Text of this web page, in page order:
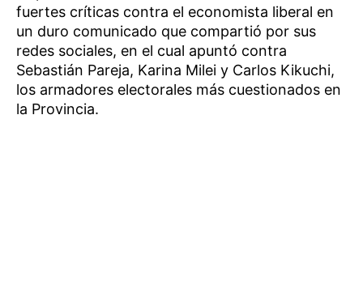
fuertes críticas contra el economista liberal en
un duro comunicado que compartió por sus
redes sociales, en el cual apuntó contra
Sebastián Pareja, Karina Milei y Carlos Kikuchi,
los armadores electorales más cuestionados en
la Provincia.